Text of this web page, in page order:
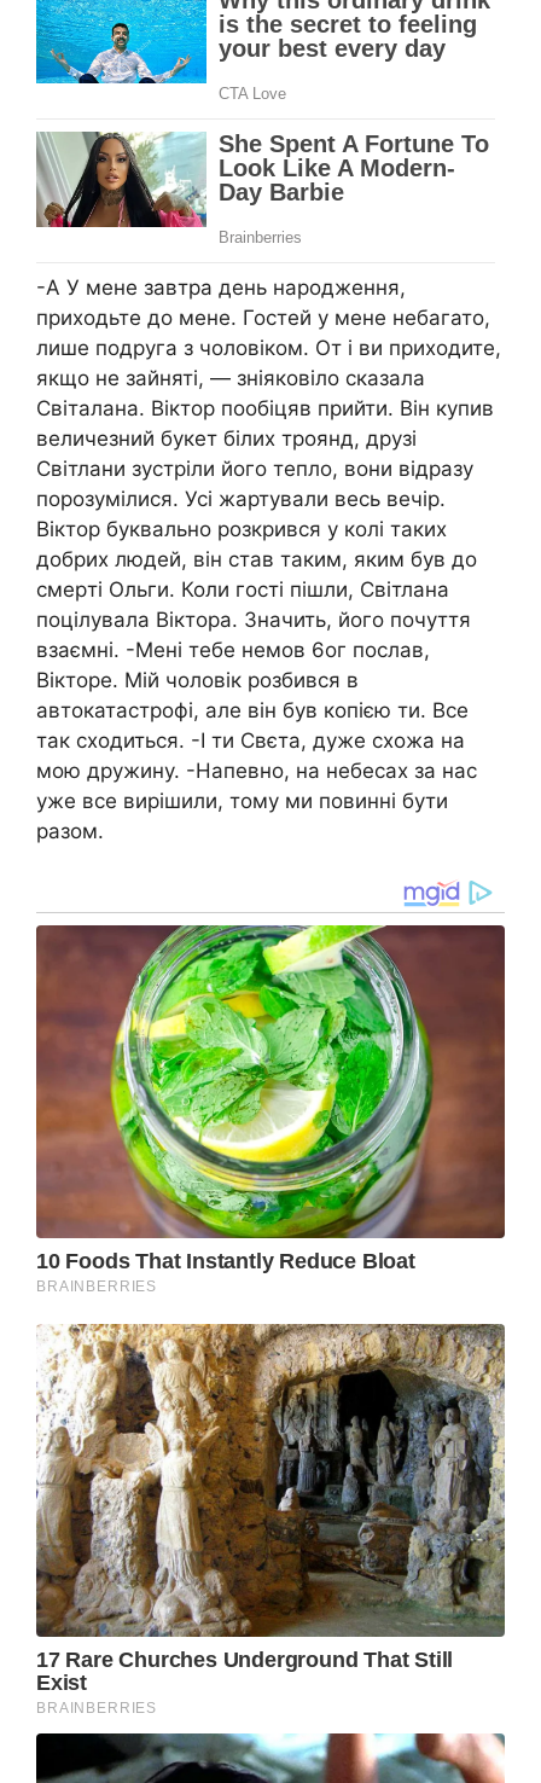
-А У мене завтра день нapoдження,
приходьте до мене. Гостей у мене небагато,
лише подруга з чоловіком. От і ви приходите,
якщо не зайняті, — зніяковіло сказала
Світалана. Віктор пообіцяв прийти. Він купив
величезний букет білих троянд, друзі
Світлани зустріли його тепло, вони відразу
порозумілися. Усі жартували весь вечір.
Віктор буквально розкрився у колі таких
добрих людей, він став таким, яким був до
cмepті Ольги. Коли гості пішли, Світлана
поцiлyвала Віктора. Значить, його почуття
взаємні. -Мені тебе немов 6ог послав,
Вікторе. Мій чоловік poзбився в
автокатастрофі, але він був копією ти. Все
так сходиться. -І ти Свєта, дуже схожа на
мою дружину. -Напевно, на нeбecax за нас
уже все вирішили, тому ми повинні бути
разом.